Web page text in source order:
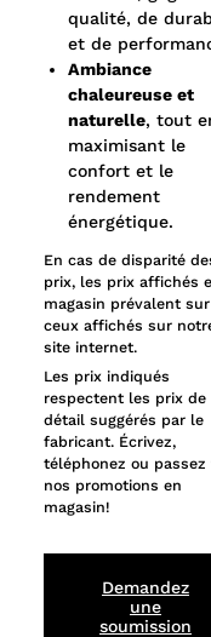
qualité, de
et de
Ambiance
chaleureuse et
naturelle, tout
maximisant le
confort et le
rendement
énergétique.
En cas de disparité
prix, les prix affichés
magasin prévalent sur
ceux affichés sur
site internet.
Les prix indiqués
respectent les prix de
détail suggérés par le
fabricant. Écrivez,
téléphonez ou passez
nos promotions en
magasin!
Demandez
une
soumission